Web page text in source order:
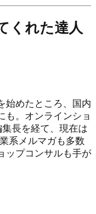
くれた達人
始めたところ、国内
も。オンラインショ
長を経て、現在は
系メルマガも多数
ップコンサルも手が